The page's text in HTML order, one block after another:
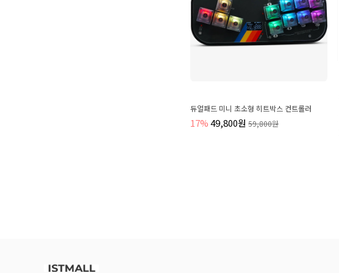
듀얼패드 미니 초소형 히트박스 컨트롤러
17%49,800원 59,800원